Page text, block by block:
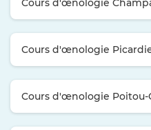
Cours d'œnologie
Cours d'œnologie
Cours d'œnologie Poitou-